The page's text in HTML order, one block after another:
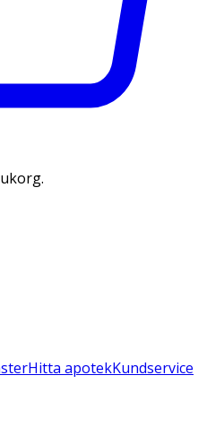
Hitta apotekKundservice